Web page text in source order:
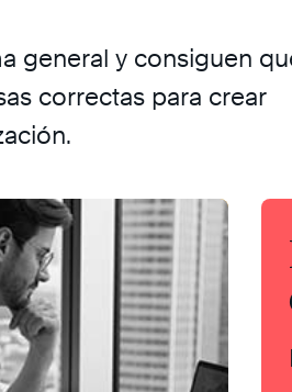
general y consiguen
correctas para crear